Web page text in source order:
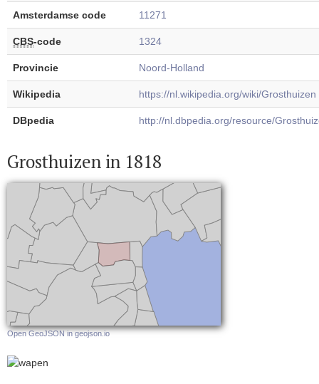
Amsterdamse code 11271
CBS-code 1324
Provincie Noord-Holland
Wikipedia https://nl.wikipedia.org/wiki/Grosthuizen
DBpedia http://nl.dbpedia.org/resource/
Grosthuizen in 1818
Open GeoJSON in geojson.io